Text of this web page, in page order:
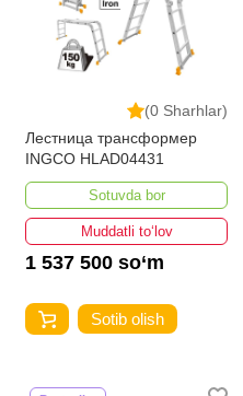
(0 Sharhlar)
Лестница трансформер
INGCO HLAD04431
Sotuvda bor
Muddatli to‘lov
1 537 500 so‘m
Sotib olish